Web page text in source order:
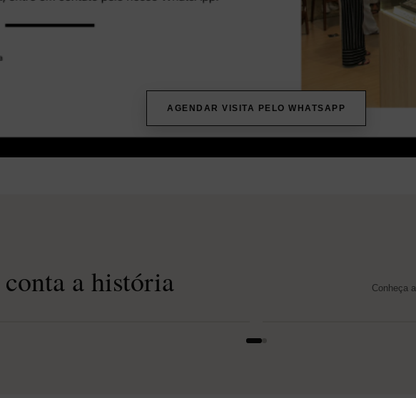
AGENDAR VISITA PELO WHATSAPP
a história Conheça